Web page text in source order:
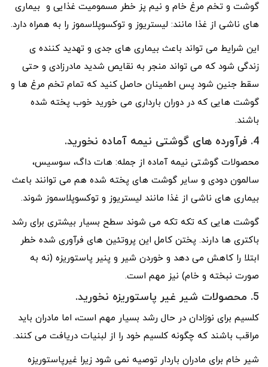
گوشت و تخم مرغ خام و نیم پز خطر مسمومیت غذایی و بیماری
های ناشی از غذا مانند: لیستریوز و توکسوپلاسموز را به همراه دارد.
این شرایط می تواند باعث بیماری های جدی و تهدید کننده ی
زندگی شود که می تواند منجر به نقایص شدید مادرزادی و حتی
سقط جنین شود پس اطمینان حاصل کنید که تمام تخم مرغ ها و
گوشت هایی که در دوران بارداری می خورید خوب پخته شده
باشند.
4. فرآورده های گوشتی نیمه آماده نخورید.
محصولات گوشتی نیمه آماده از جمله: هات داگ، سوسیس،
سالمون دودی و سایر گوشت های پخته شده هم می توانند باعث
بیماری های ناشی از غذا مانند لیستریوز و توکسوپلاسموز شوند.
گوشت هایی که تکه تکه می شوند سطح بسیار بیشتری برای رشد
باکتری ها دارند. پختن کامل این پروتئین های فرآوری شده خطر
ابتلا را کاهش می دهد و خوردن شیر و پنیر پاستوریزه (نه به
صورت نبخته و خام) نیز مهم است.
5. محصولات شیر غیر پاستوریزه نخورید.
کلسیم برای نوزادان در حال رشد بسیار مهم است، اما مادران باید
مراقب باشند که چگونه کلسیم خود را از لبنیات دریافت می کنند.
شیر خام برای مادران باردار توصیه نمی شود زیرا غیرپاستوریزه